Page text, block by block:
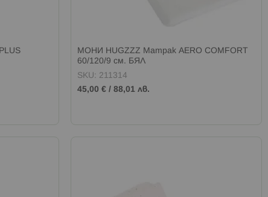
МОНИ HUGZZZ Матрак AERO COMFORT
60/120/9 см. БЯЛ
SKU: 211314
45,00 € /88,01 лв.